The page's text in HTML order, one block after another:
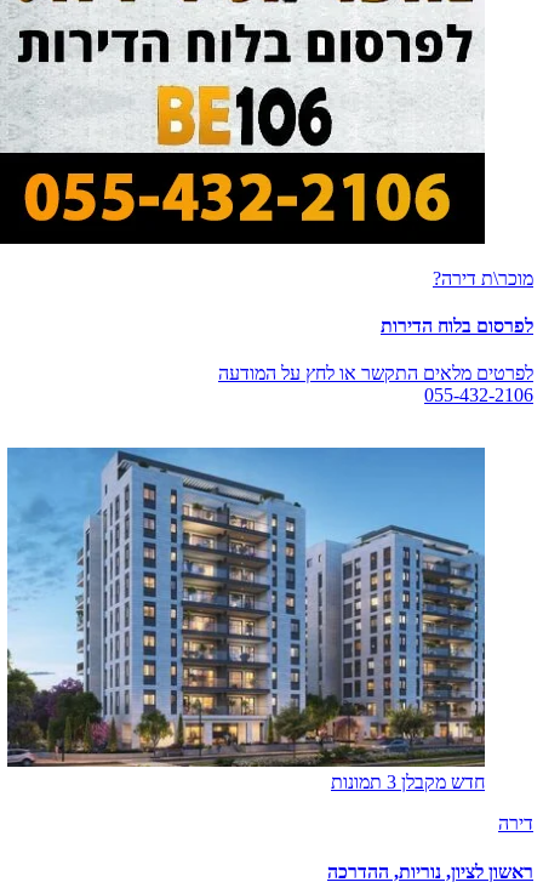
מוכר\ת דירה?
לפרסום בלוח הדירות
לפרטים מלאים התקשר או לחץ על המודעה
055-432-2106
חדש מקבלן 3 תמונות
דירה
ראשון לציון, נוריות, ההדרכה